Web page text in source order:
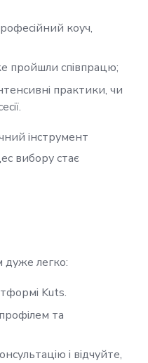
коуч,
пройшли співпрацю;
практики, чи
інструмент
вибору стає
дуже легко:
Kuts.
та
і відчуйте,